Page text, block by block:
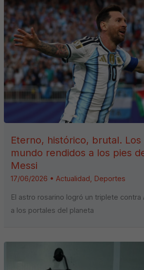
Eterno, histórico, brutal. Los
mundo rendidos a los pies
Messi
17/06/2026 •Actualidad Deportes
El astro rosarino logró un triplete contra
a los portales del planeta